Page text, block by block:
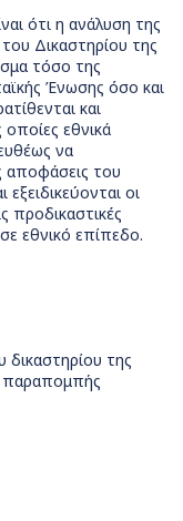
ότι η ανάλυση της
Δικαστηρίου της
τόσο της
Ένωσης όσο και
και
οποίες εθνικά
να
αποφάσεις του
οι
προδικαστικές
εθνικό επίπεδο.
της
παραπομπής